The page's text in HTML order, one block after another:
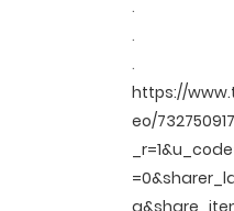
.
.
.
https://
eo/